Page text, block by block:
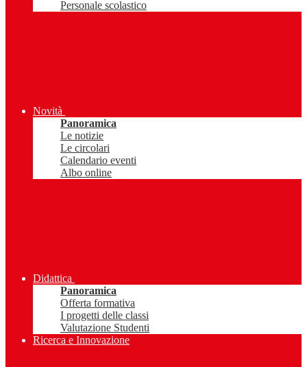
Personale scolastico
Novità
Panoramica
Le notizie
Le circolari
Calendario eventi
Albo online
Didattica
Panoramica
Offerta formativa
I progetti delle classi
Valutazione Studenti
Ricerca e Innovazione